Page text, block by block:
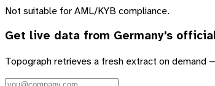
Not suitable for AML/KYB compliance.
Get live data from Germany's
Topograph retrieves a fresh extract on demand